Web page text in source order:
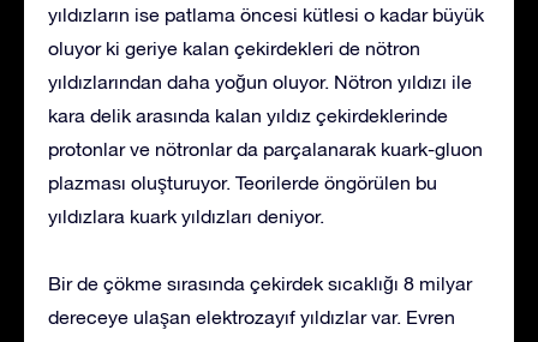
yıldızların ise patlama öncesi kütlesi o kadar büyük
oluyor ki geriye kalan çekirdekleri de nötron
yıldızlarından daha yoğun oluyor. Nötron yıldızı ile
kara delik arasında kalan yıldız çekirdeklerinde
protonlar ve nötronlar da parçalanarak kuark-gluon
plazması oluşturuyor. Teorilerde öngörülen bu
yıldızlara kuark yıldızları deniyor.
Bir de çökme sırasında çekirdek sıcaklığı 8 milyar
dereceye ulaşan elektrozayıf yıldızlar var. Evren